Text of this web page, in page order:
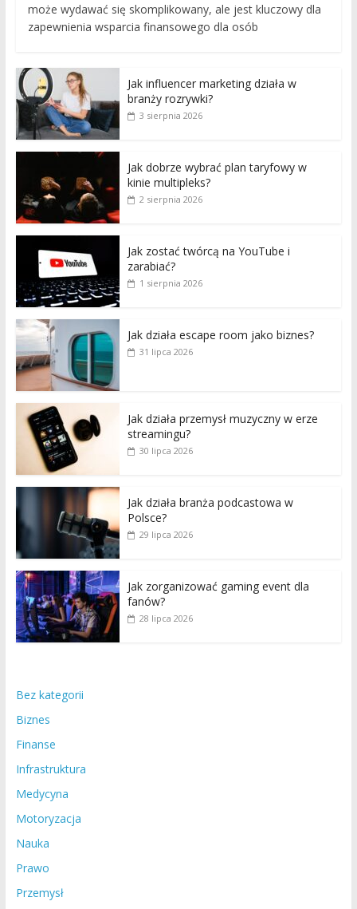
może wydawać się skomplikowany, ale jest kluczowy dla
zapewnienia wsparcia finansowego dla osób
Jak influencer marketing działa w
branży rozrywki?
3 sierpnia 2026
Jak dobrze wybrać plan taryfowy w
kinie multipleks?
2 sierpnia 2026
Jak zostać twórcą na YouTube i
zarabiać?
1 sierpnia 2026
Jak działa escape room jako biznes?
31 lipca 2026
Jak działa przemysł muzyczny w erze
streamingu?
30 lipca 2026
Jak działa branża podcastowa w
Polsce?
29 lipca 2026
Jak zorganizować gaming event dla
fanów?
28 lipca 2026
Bez kategorii
Biznes
Finanse
Infrastruktura
Medycyna
Motoryzacja
Nauka
Prawo
Przemysł